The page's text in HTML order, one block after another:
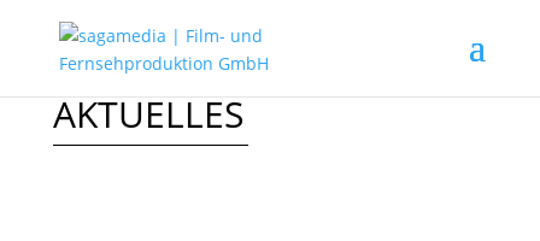
AKTUELLES